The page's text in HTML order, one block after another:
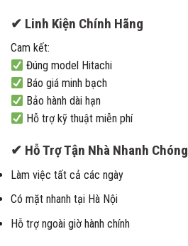
✔ Linh Kiện Chính Hãng
Cam kết:
Đúng model Hitachi
Báo giá minh bạch
Bảo hành dài hạn
Hỗ trợ kỹ thuật miễn phí
✔ Hỗ Trợ Tận Nhà Nhanh Chóng
Làm việc tất cả các ngày
Có mặt nhanh tại Hà Nội
Hỗ trợ ngoài giờ hành chính